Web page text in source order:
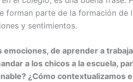
forman parte de la formación de
y sentimientos.
de aprender a
a los chicos a la escuela,
¿Cómo contextualizamos